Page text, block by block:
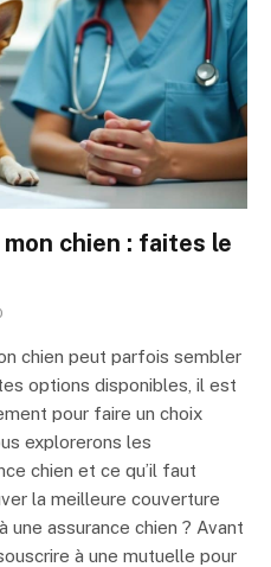
chien : faites le
chien peut parfois sembler
options disponibles, il est
pour faire un choix
explorerons les
chien et ce qu’il faut
la meilleure couverture
une assurance chien ? Avant
à une mutuelle pour